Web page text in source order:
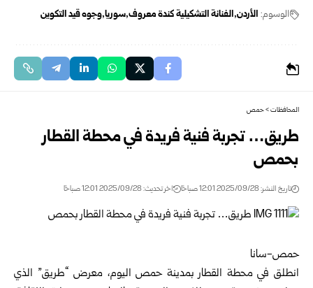
الوسوم: الأردن الفنانة التشكيلية كندة معروف سوريا وجوه قيد التكوين
المحافظات>حمص
طريق… تجربة فنية فريدة في محطة القطار
بحمص
تاريخ النشر: 2025/09/28 12:01 صباحًا اخر تحديث: 2025/09/28 12:01 صباحًا
حمص-سانا
انطلق في محطة القطار بمدينة حمص اليوم، معرض “طريق” الذي